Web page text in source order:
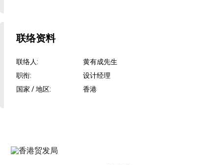
联络资料
联络人:
黄有成先生
职衔:
设计经理
国家 / 地区: 香港